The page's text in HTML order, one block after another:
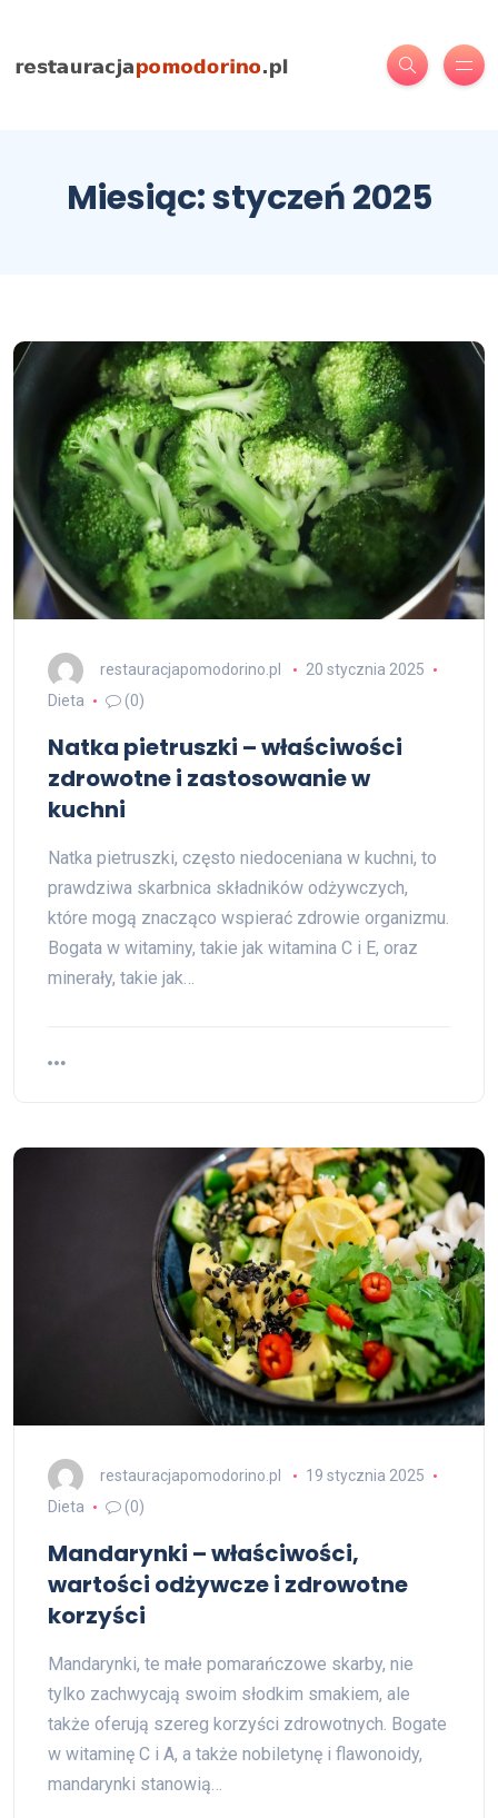
Miesiąc:styczeń 2025
restauracjapomodorino.pl
20 stycznia 2025
Dieta
(0)
Natka pietruszki – właściwości
zdrowotne i zastosowanie w
kuchni
Natka pietruszki, często niedoceniana w kuchni, to
prawdziwa skarbnica składników odżywczych,
które mogą znacząco wspierać zdrowie organizmu.
Bogata w witaminy, takie jak witamina C i E, oraz
minerały, takie jak…
restauracjapomodorino.pl
19 stycznia 2025
Dieta
(0)
Mandarynki – właściwości,
wartości odżywcze i zdrowotne
korzyści
Mandarynki, te małe pomarańczowe skarby, nie
tylko zachwycają swoim słodkim smakiem, ale
także oferują szereg korzyści zdrowotnych. Bogate
w witaminę C i A, a także nobiletynę i flawonoidy,
mandarynki stanowią…